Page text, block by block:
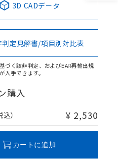
3D CADデータ
判定見解書/項目別対比表
づく該非判定、およびEAR再輸出規
入手できます。
購入
） ¥ 2,530
カートに追加